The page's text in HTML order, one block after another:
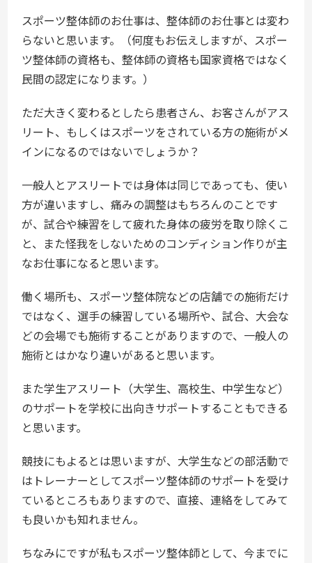
スポーツ整体師のお仕事は、整体師のお仕事とは変わ
らないと思います。（何度もお伝えしますが、スポー
ツ整体師の資格も、整体師の資格も国家資格ではなく
民間の認定になります。）
ただ大きく変わるとしたら患者さん、お客さんがアス
リート、もしくはスポーツをされている方の施術がメ
インになるのではないでしょうか？
一般人とアスリートでは身体は同じであっても、使い
方が違いますし、痛みの調整はもちろんのことです
が、試合や練習をして疲れた身体の疲労を取り除くこ
と、また怪我をしないためのコンディション作りが主
なお仕事になると思います。
働く場所も、スポーツ整体院などの店舗での施術だけ
ではなく、選手の練習している場所や、試合、大会な
どの会場でも施術することがありますので、一般人の
施術とはかなり違いがあると思います。
また学生アスリート（大学生、高校生、中学生など）
のサポートを学校に出向きサポートすることもできる
と思います。
競技にもよるとは思いますが、大学生などの部活動で
はトレーナーとしてスポーツ整体師のサポートを受け
ているところもありますので、直接、連絡をしてみて
も良いかも知れません。
ちなみにですが私もスポーツ整体師として、今までに